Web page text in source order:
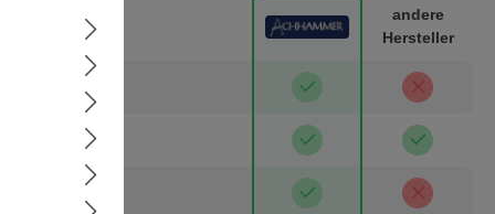
andere
Hersteller